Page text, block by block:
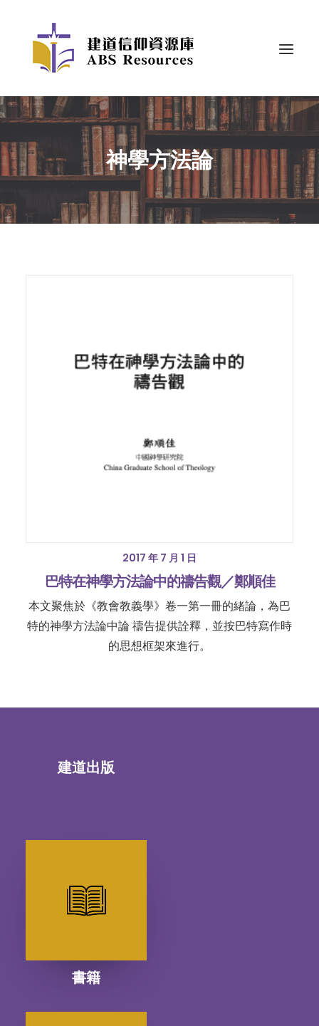
神學方法論
2017 年 7 月 1 日
巴特在神學方法論中的禱告觀／鄭順佳
本文聚焦於《教會教義學》卷一第一冊的緒論，為巴
特的神學方法論中論 禱告提供詮釋，並按巴特寫作時
的思想框架來進行。
建道出版
書籍